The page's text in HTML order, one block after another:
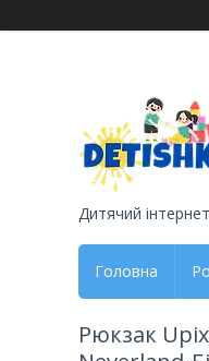
Дитячий
Головна
Рюкзак